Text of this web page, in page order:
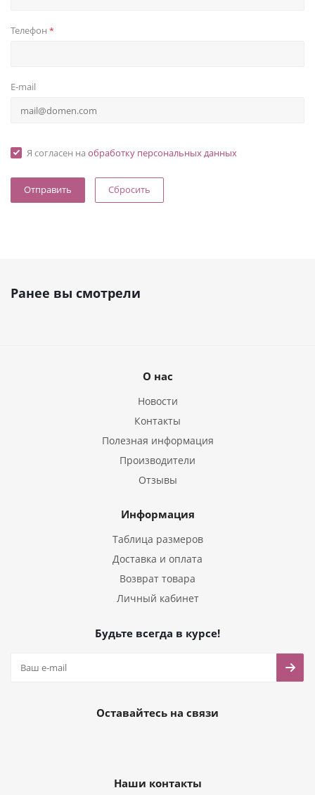
Телефон *
E-mail
Я согласен на обработку персональных данных
Сбросить
Ранее вы смотрели
О нас
Новости
Контакты
Полезная информация
Производители
Отзывы
Информация
Таблица размеров
Доставка и оплата
Возврат товара
Личный кабинет
Будьте всегда в курсе!
Оставайтесь на связи
Наши контакты